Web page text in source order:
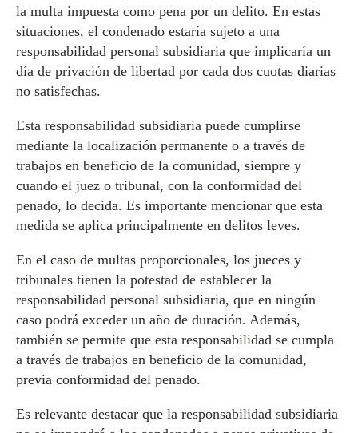
la multa impuesta como pena por un delito. En estas
situaciones, el condenado estaría sujeto a una
responsabilidad personal subsidiaria que implicaría un
día de privación de libertad por cada dos cuotas diarias
no satisfechas.
Esta responsabilidad subsidiaria puede cumplirse
mediante la localización permanente o a través de
trabajos en beneficio de la comunidad, siempre y
cuando el juez o tribunal, con la conformidad del
penado, lo decida. Es importante mencionar que esta
medida se aplica principalmente en delitos leves.
En el caso de multas proporcionales, los jueces y
tribunales tienen la potestad de establecer la
responsabilidad personal subsidiaria, que en ningún
caso podrá exceder un año de duración. Además,
también se permite que esta responsabilidad se cumpla
a través de trabajos en beneficio de la comunidad,
previa conformidad del penado.
Es relevante destacar que la responsabilidad subsidiaria